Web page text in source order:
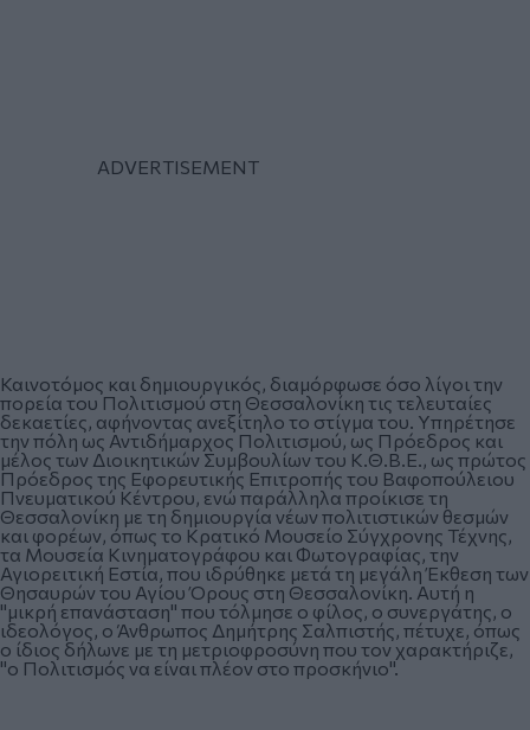
Καινοτόμος και δημιουργικός, διαμόρφωσε όσο λίγοι την
πορεία του Πολιτισμού στη Θεσσαλονίκη τις τελευταίες
δεκαετίες, αφήνοντας ανεξίτηλο το στίγμα του. Υπηρέτησε
την πόλη ως Αντιδήμαρχος Πολιτισμού, ως Πρόεδρος και
μέλος των Διοικητικών Συμβουλίων του Κ.Θ.Β.Ε., ως πρώτος
Πρόεδρος της Εφορευτικής Επιτροπής του Βαφοπούλειου
Πνευματικού Κέντρου, ενώ παράλληλα προίκισε τη
Θεσσαλονίκη με τη δημιουργία νέων πολιτιστικών θεσμών
και φορέων, όπως το Κρατικό Μουσείο Σύγχρονης Τέχνης,
τα Μουσεία Κινηματογράφου και Φωτογραφίας, την
Αγιορειτική Εστία, που ιδρύθηκε μετά τη μεγάλη Έκθεση των
Θησαυρών του Αγίου Όρους στη Θεσσαλονίκη. Αυτή η
"μικρή επανάσταση" που τόλμησε ο φίλος, ο συνεργάτης, ο
ιδεολόγος, ο Άνθρωπος Δημήτρης Σαλπιστής, πέτυχε, όπως
ο ίδιος δήλωνε με τη μετριοφροσύνη που τον χαρακτήριζε,
"ο Πολιτισμός να είναι πλέον στο προσκήνιο".